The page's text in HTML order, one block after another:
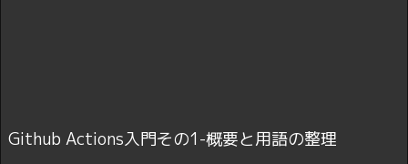
Github Actions入門その1-概要と用語の整理